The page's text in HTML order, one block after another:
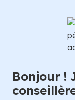
Bonjour !